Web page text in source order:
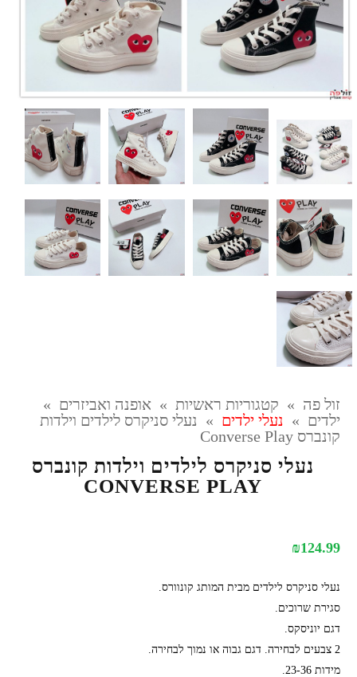
זול פה » קטגוריות ראשיות » אופנה ואביזרים »
ילדים » נעלי ילדים » נעלי סניקרס לילדים וילדות
קונברס Converse Play
נעלי סניקרס לילדים וילדות קונברס
CONVERSE PLAY
₪124.99
נעלי סניקרס לילדים מבית המותג קונוורס.
סגירת שרוכים.
דגם יוניסקס.
2 צבעים לבחירה. דגם גבוה או נמוך לבחירה.
מידות 23-36.